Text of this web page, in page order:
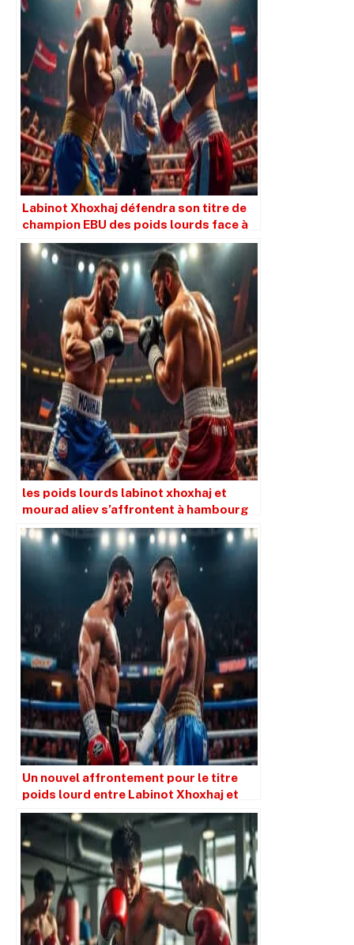
Labinot Xhoxhaj défendra son titre de
champion EBU des poids lourds face à
Mourad Aliev le 7 juin
les poids lourds labinot xhoxhaj et
mourad aliev s’affrontent à hambourg
Un nouvel affrontement pour le titre
poids lourd entre Labinot Xhoxhaj et
Mourad Aliev